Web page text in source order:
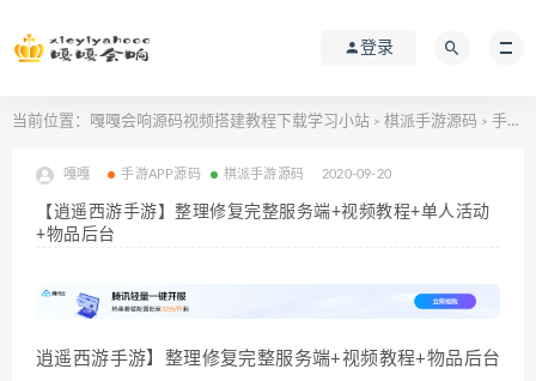
登录
当前位置： 嘎嘎会响源码视频搭建教程下载学习小站 > 棋派手游源码 > 手游APP源码
嘎嘎 手游APP源码 棋派手游源码 2020-09-20
【逍遥西游手游】整理修复完整服务端+视频教程+单人活动
+物品后台
逍遥西游手游】整理修复完整服务端+视频教程+物品后台